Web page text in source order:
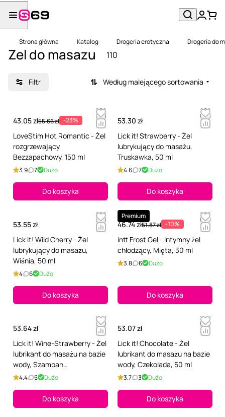
Strona główna Katalog Drogeria erotyczna Drogeria do
Zel do masazu 110
Filtr Według malejącego sortowania
43.05 zł55.66 zł -23%
LoveStim Hot Romantic - Żel
rozgrzewający,
Bezzapachowy, 150 ml
3.9 7 Dużo
Do koszyka
53.30 zł
Lick it! Strawberry - Żel
lubrykujący do masażu,
Truskawka, 50 ml
4.6 7 Dużo
Do koszyka
53.55 zł
Lick it! Wild Cherry - Żel
lubrykujący do masażu,
Wiśnia, 50 ml
4 6 Dużo
Do koszyka
Premium
46.74 zł51.87 zł -10%
intt Frost Gel - Intymny żel
chłodzący, Mięta, 30 ml
3.8 6 Dużo
Do koszyka
53.64 zł
Lick it! Wine-Strawberry - Żel
lubrikant do masażu na bazie
wody, Szampan
truskawkowy, 50 ml
4.4 5 Dużo
Do koszyka
53.07 zł
Lick it! Chocolate - Żel
lubrikant do masażu na bazie
wody, Czekolada, 50 ml
3.7 3 Dużo
Do koszyka